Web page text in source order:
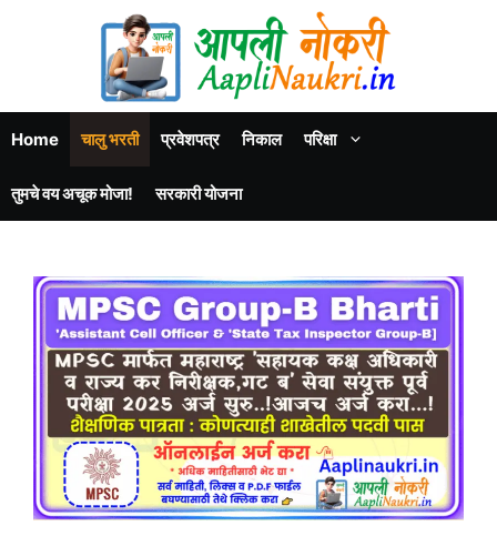
Home चालु भरती प्रवेशपत्र निकाल परिक्षा
तुमचे वय अचूक मोजा! सरकारी योजना